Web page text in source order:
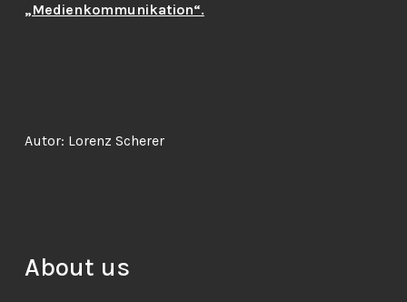
„Medienkommunikation“.
Autor: Lorenz Scherer
About us